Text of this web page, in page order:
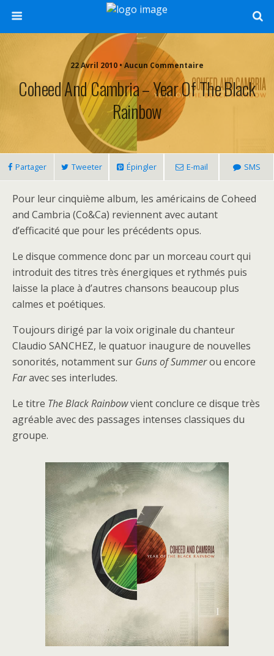
22 Avril 2010 • Aucun Commentaire
Coheed And Cambria – Year Of The Black
Rainbow
Partager Tweeter Épingler E-mail SMS
Pour leur cinquième album, les américains de Coheed
and Cambria (Co&Ca) reviennent avec autant
d’efficacité que pour les précédents opus.
Le disque commence donc par un morceau court qui
introduit des titres très énergiques et rythmés puis
laisse la place à d’autres chansons beaucoup plus
calmes et poétiques.
Toujours dirigé par la voix originale du chanteur
Claudio SANCHEZ, le quatuor inaugure de nouvelles
sonorités, notamment sur Guns of Summerou encore
Faravec ses interludes.
Le titre The Black Rainbowvient conclure ce disque très
agréable avec des passages intenses classiques du
groupe.